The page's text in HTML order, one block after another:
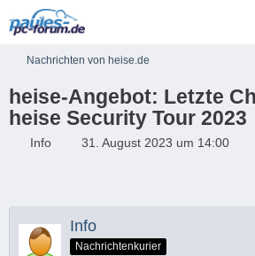
Nachrichten von heise.de
heise-Angebot: Letzte
heise Security Tour 2023
Info 31. August 2023 um 14:00
Info
Nachrichtenkurier